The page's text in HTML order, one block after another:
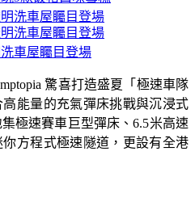
車屋矚目登場
驚喜打造盛夏「極速車隊
能量的充氣彈床挑戰與沉浸式
極速賽車巨型彈床、6.5米高速
方程式極速隧道，更設有全港